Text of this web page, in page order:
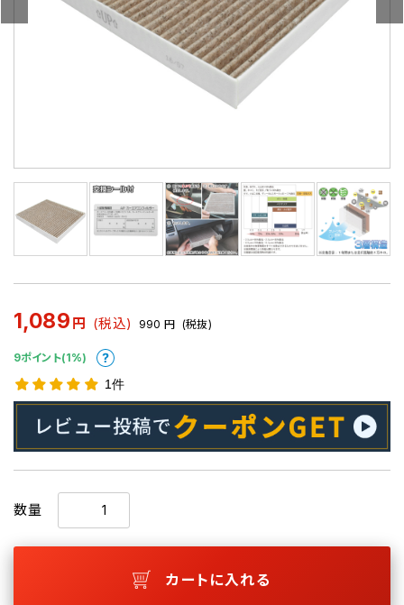
1,089 円 (税込) 990 円 (税抜)
9ポイント(1%)
1件
数量
カートに入れる